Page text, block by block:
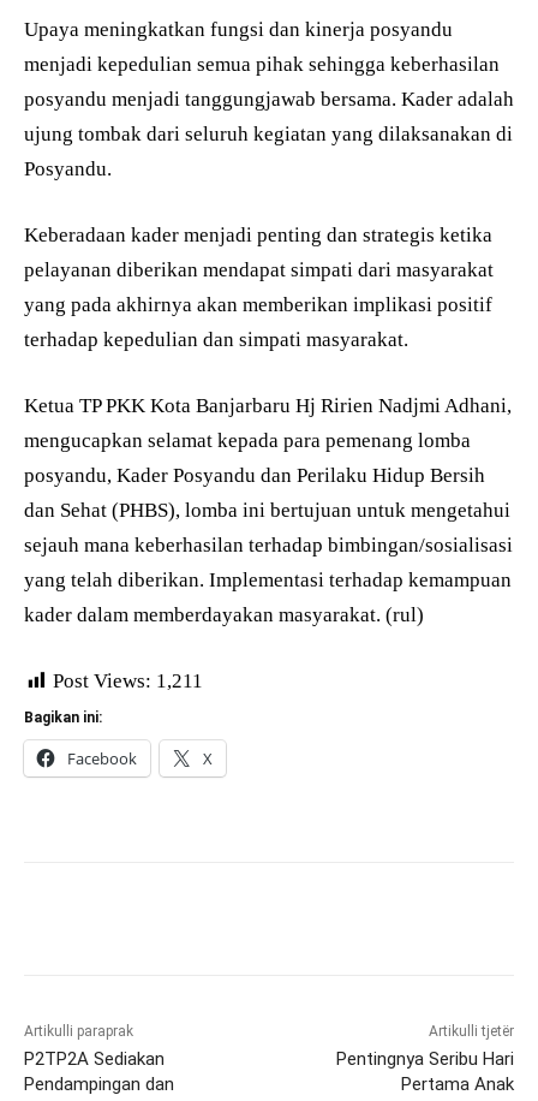
Upaya meningkatkan fungsi dan kinerja posyandu
menjadi kepedulian semua pihak sehingga keberhasilan
posyandu menjadi tanggungjawab bersama. Kader adalah
ujung tombak dari seluruh kegiatan yang dilaksanakan di
Posyandu.
Keberadaan kader menjadi penting dan strategis ketika
pelayanan diberikan mendapat simpati dari masyarakat
yang pada akhirnya akan memberikan implikasi positif
terhadap kepedulian dan simpati masyarakat.
Ketua TP PKK Kota Banjarbaru Hj Ririen Nadjmi Adhani,
mengucapkan selamat kepada para pemenang lomba
posyandu, Kader Posyandu dan Perilaku Hidup Bersih
dan Sehat (PHBS), lomba ini bertujuan untuk mengetahui
sejauh mana keberhasilan terhadap bimbingan/sosialisasi
yang telah diberikan. Implementasi terhadap kemampuan
kader dalam memberdayakan masyarakat. (rul)
Post Views: 1,211
Bagikan ini:
Facebook X
Artikulli paraprak
P2TP2A Sediakan
Pendampingan dan
Artikulli tjetër
Pentingnya Seribu Hari
Pertama Anak